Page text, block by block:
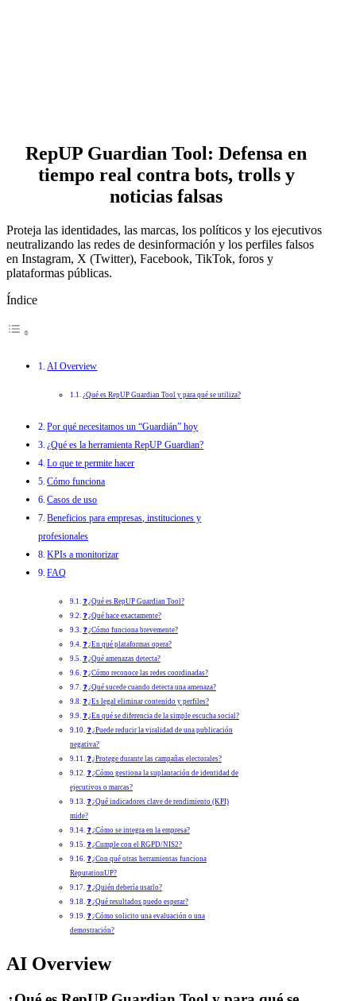
RepUP Guardian Tool: Defensa en
tiempo real contra bots, trolls y
noticias falsas
Proteja las identidades, las marcas, los políticos y los ejecutivos
neutralizando las redes de desinformación y los perfiles falsos
en Instagram, X (Twitter), Facebook, TikTok, foros y
plataformas públicas.
Índice
AI Overview
¿Qué es RepUP Guardian Tool y para qué se utiliza?
Por qué necesitamos un “Guardián” hoy
¿Qué es la herramienta RepUP Guardian?
Lo que te permite hacer
Cómo funciona
Casos de uso
Beneficios para empresas, instituciones y
profesionales
KPIs a monitorizar
FAQ
❓ ¿Qué es RepUP Guardian Tool?
❓ ¿Qué hace exactamente?
❓ ¿Cómo funciona brevemente?
❓ ¿En qué plataformas opera?
❓ ¿Qué amenazas detecta?
❓ ¿Cómo reconoce las redes coordinadas?
❓ ¿Qué sucede cuando detecta una amenaza?
❓ ¿Es legal eliminar contenido y perfiles?
❓ ¿En qué se diferencia de la simple escucha social?
❓ ¿Puede reducir la viralidad de una publicación
negativa?
❓ ¿Protege durante las campañas electorales?
❓ ¿Cómo gestiona la suplantación de identidad de
ejecutivos o marcas?
❓ ¿Qué indicadores clave de rendimiento (KPI)
mide?
❓ ¿Cómo se integra en la empresa?
❓ ¿Cumple con el RGPD/NIS2?
❓ ¿Con qué otras herramientas funciona
ReputationUP?
❓ ¿Quién debería usarlo?
❓ ¿Qué resultados puedo esperar?
❓ ¿Cómo solicito una evaluación o una
demostración?
AI Overview